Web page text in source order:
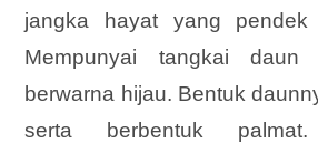
jangka hayat yang pendek
Mempunyai tangkai daun
berwarna hijau. Bentuk
serta berbentuk